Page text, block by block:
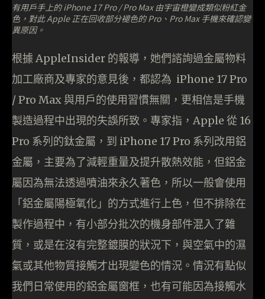
有用戶手上的 iPhone 17 Pro / Pro Max 由宇宙橙變成類似粉紅金
色，對此 Apple 正在回收部分褪色的 Pro、Pro Max 手機來確認變
異原因。
根據 AppleInsider 的報導，她們諮詢過金屬物料
加工廠商及專家的意見後，都認為 iPhone 17 Pro
/ Pro Max 與用戶的使用習慣無關，更相信是手機
製造過程中出現的失誤所致。專家指，Apple 從 16
Pro 系列的鈦金屬，到 iPhone 17 Pro 系列改用鋁
金屬，主要為了減輕重量及提升散熱效能，但鋁金
屬因為無法透過噴油來永久著色，所以一般會使用
「鋁金屬陽極氧化」的方式進行上色，但不排除在
製作過程中，有小部分批次的機身部件混入了雜
質，或是在沒有完整鍍膜的狀況下，與空氣中的濕
氣或其他物質接觸才出現變色的情況。情況有點似
我們日常使用的鋁金屬窗框，也有可能因為接觸水